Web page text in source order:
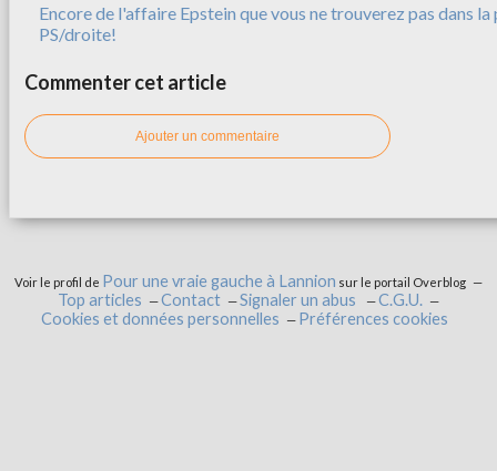
Encore de l'affaire Epstein que vous ne trouverez pas dans
PS/droite!
Commenter cet article
Ajouter un commentaire
Voir le profil de Pour une vraie gauche à Lannion sur le portail Overblog
Top articles Contact Signaler un abus
C.G.U.
Cookies et données personnelles
Préférences cookies